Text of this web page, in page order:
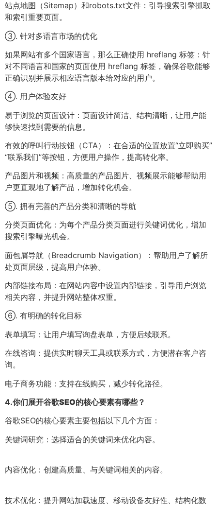
站点地图（Sitemap）和robots.txt文件：引导搜索引擎抓取
和索引重要页面。
③. 针对多语言市场的优化
如果网站有多个国家语言，那么正确使用 hreflang 标签：针
对不同语言和国家的页面使用 hreflang 标签，确保谷歌能够
正确识别并展示相应语言版本给对应的用户。
④. 用户体验友好
易于浏览的页面设计：页面设计简洁、结构清晰，让用户能
够快速找到需要的信息。
有效的呼叫行动按钮（CTA）：在合适的位置放置“立即购买”
“联系我们”等按钮，方便用户操作，提高转化率。
产品图片和视频：高质量的产品图片、视频展示能够帮助用
户更直观地了解产品，增加转化机会。
⑤. 拥有完善的产品分类和清晰的导航
分类页面优化：为每个产品分类页面进行关键词优化，增加
搜索引擎曝光机会。
面包屑导航（Breadcrumb Navigation）：帮助用户了解所
处页面层级，提高用户体验。
内部链接布局：在网站内容中设置内部链接，引导用户浏览
相关内容，并提升网站整体权重。
⑥. 有明确的转化目标
表单填写：让用户填写询盘表单，方便后续联系。
在线咨询：提供实时聊天工具或联系方式，方便潜在客户咨
询。
电子商务功能：支持在线购买，减少转化路径。
4.你们展开谷歌SEO的核心要素有哪些？
谷歌SEO的核心要素主要包括以下几个方面：
关键词研究：选择适合的关键词来优化内容。
内容优化：创建高质量、与关键词相关的内容。
技术优化：提升网站加载速度、移动设备友好性、结构化数